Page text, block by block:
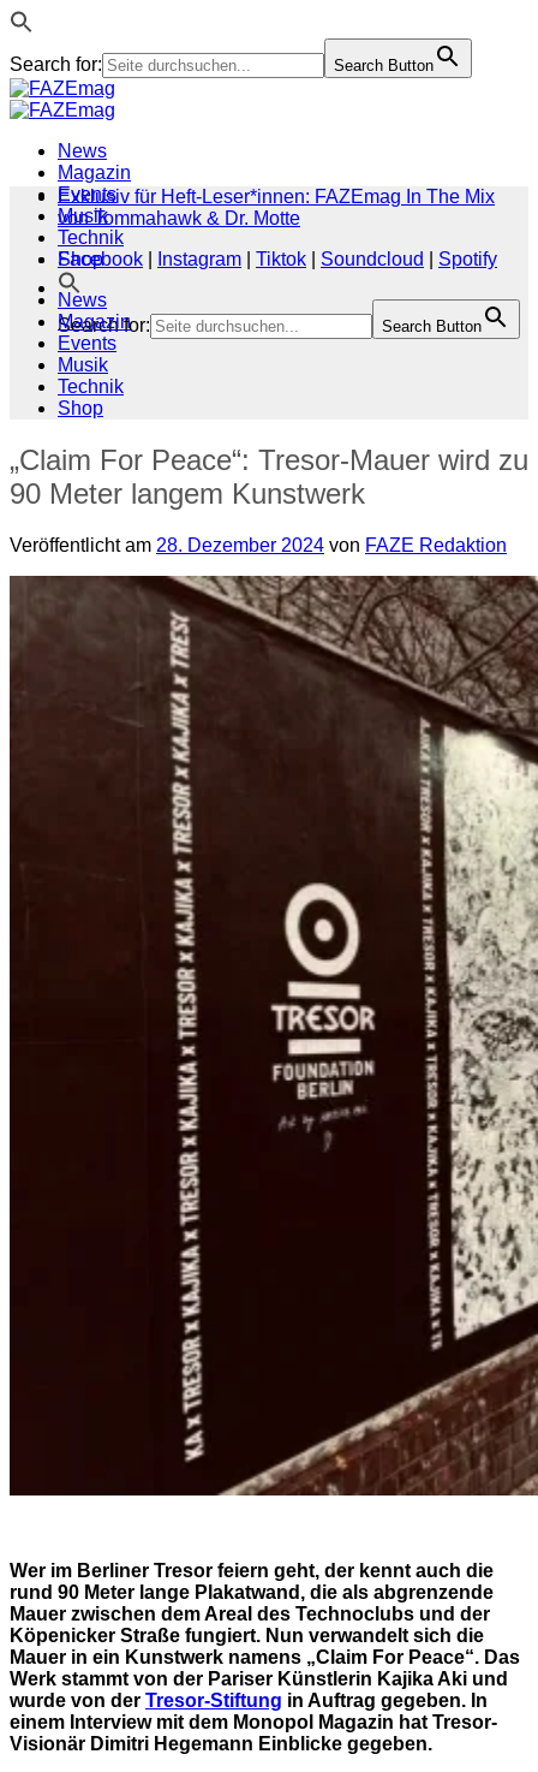
Search for: Search Button
Zum
Inhalt
News
Magazin
Events
Musik
Technik
Shop
Search for: Search Button
Exklusiv für Heft-Leser*innen: FAZEmag In The Mix
von Tommahawk & Dr. Motte
Facebook
Instagram Tiktok Soundcloud
Spotify
News
Magazin
Events
Musik
Technik
Shop
„Claim For Peace“: Tresor-Mauer wird zu
90 Meter langem Kunstwerk
Veröffentlicht am 28. Dezember 2024 von FAZE Redaktion
Wer im Berliner Tresor feiern geht, der kennt auch die
rund 90 Meter lange Plakatwand, die als abgrenzende
Mauer zwischen dem Areal des Technoclubs und der
Köpenicker Straße fungiert. Nun verwandelt sich die
Mauer in ein Kunstwerk namens „Claim For Peace“. Das
Werk stammt von der Pariser Künstlerin Kajika Aki und
wurde von der Tresor-Stiftung in Auftrag gegeben. In
einem Interview mit dem Monopol Magazin hat Tresor-
Visionär Dimitri Hegemann Einblicke gegeben.